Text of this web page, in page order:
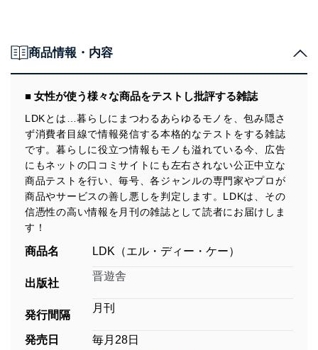
商品情報・内容
■ 女性が使う様々な商品をテストし批評する雑誌
LDKとは…暮らしにまつわるあらゆるモノを、包み隠さ
ず消費者目線で情報発信する本格的なテストをする雑誌
です。暮らしに役立つ情報もモノも溢れている今、広告
にもネットの口コミサイトにも左右されない公正中立な
商品テストを行い、毎号、各ジャンルの専門家やプロが
商品やサービスの善し悪しを判定します。LDKは、その
信憑性の高い情報を月刊の雑誌として読者にお届けしま
す！
商品名 LDK（エル・ディー・ケー）
出版社
晋遊舎
発行間隔
月刊
発売日 毎月28日